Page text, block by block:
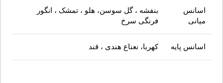
اسانس
میانی
بنفشه ، گل سوسن، هلو ، تمشک ، انگور
فرنگی سرخ
اسانس پایه کهربا، نعناع هندی ، قند